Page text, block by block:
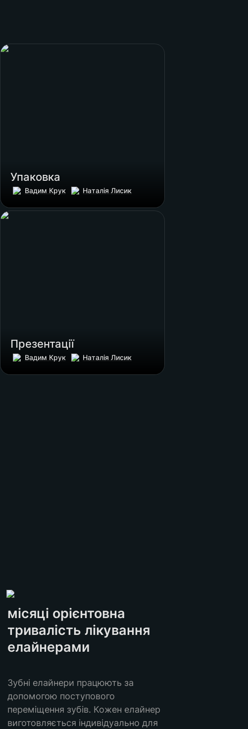
Упаковка
Упаковка
Вадим Крук Наталія Лисик
Презентації
Презентації
Вадим Крук Наталія Лисик
місяці орієнтовна
тривалість лікування
елайнерами
Зубні елайнери працюють за
допомогою поступового
переміщення зубів. Кожен елайнер
виготовляється індивідуально для